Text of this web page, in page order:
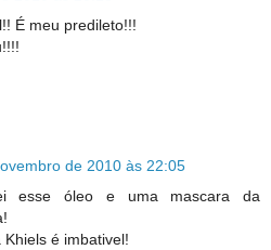
É meu predileto!!!
de 2010 às 22:05
esse óleo e uma mascara da
é imbativel!